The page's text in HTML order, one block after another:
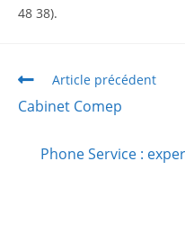
48 38).
Article précédent
Cabinet Comep
Phone Service :